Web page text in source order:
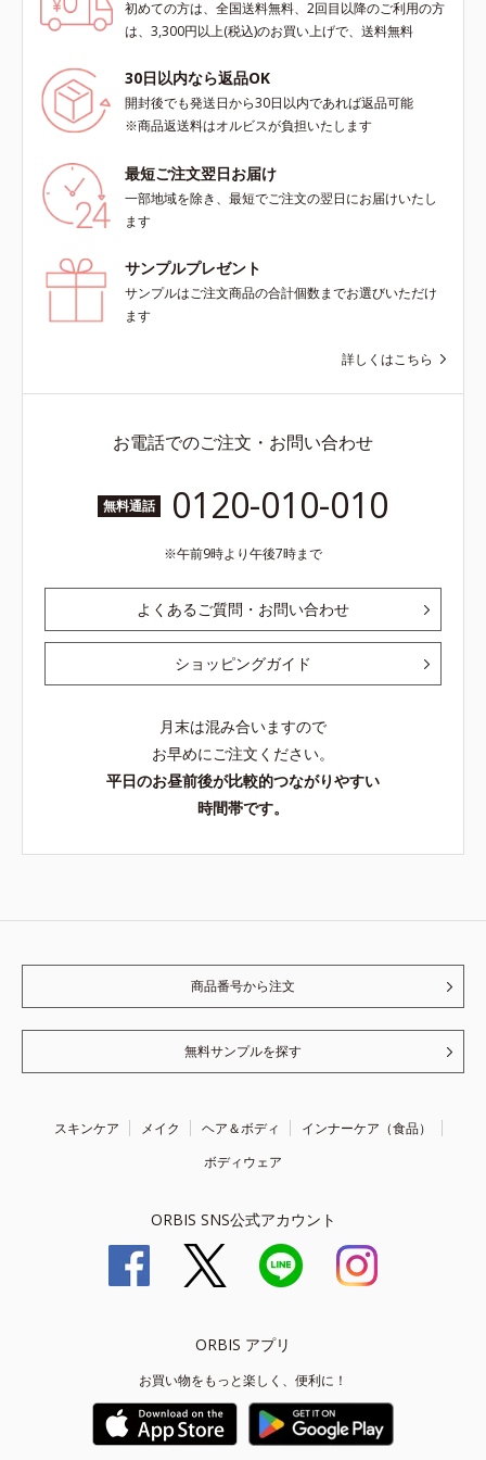
初めての方は、全国送料無料、2回目以降のご利用の方
は、3,300円以上(税込)のお買い上げで、送料無料
30日以内なら返品OK
開封後でも発送日から30日以内であれば返品可能
※商品返送料はオルビスが負担いたします
最短ご注文翌日お届け
一部地域を除き、最短でご注文の翌日にお届けいたし
ます
サンプルプレゼント
サンプルはご注文商品の合計個数までお選びいただけ
ます
詳しくはこちら
お電話でのご注文・お問い合わせ
無料通話 0120-010-010
午前9時より午後7時まで
よくあるご質問・お問い合わせ
ショッピングガイド
月末は混み合いますので
お早めにご注文ください。
平日のお昼前後が比較的つながりやすい
時間帯です。
商品番号から注文
無料サンプルを探す
スキンケア メイク ヘア＆ボディ
インナーケア（食品）
ボディウェア
ORBIS SNS公式アカウント
ORBIS アプリ
お買い物をもっと楽しく、便利に！